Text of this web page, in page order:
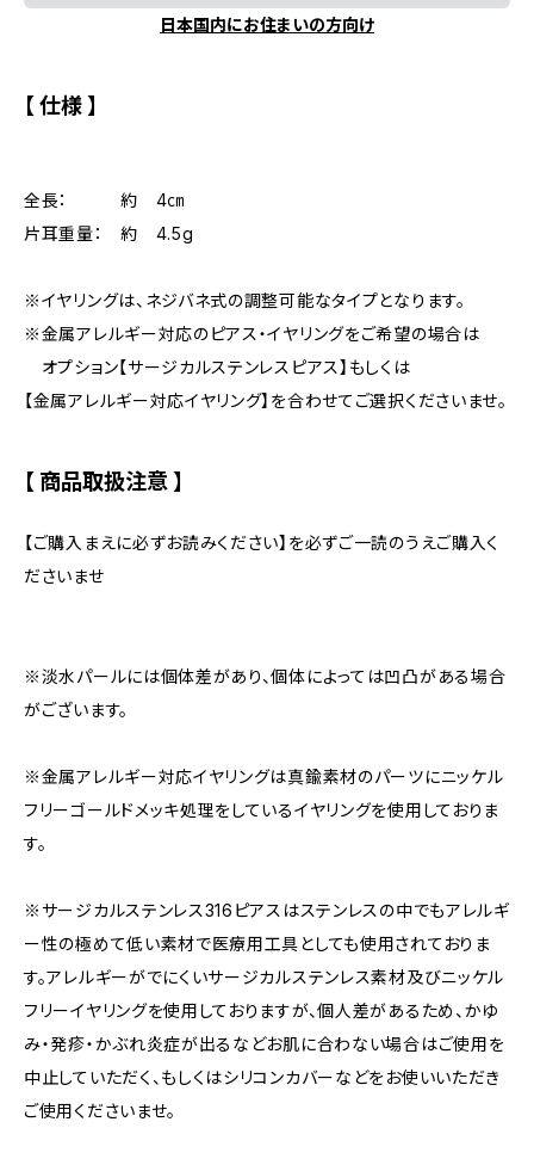
日本国内にお住まいの方向け
【 仕様 】
全長： 約 4㎝
片耳重量： 約 4.5g
※イヤリングは、ネジバネ式の調整可能なタイプとなります。
※金属アレルギー対応のピアス・イヤリングをご希望の場合は
オプション【サージカルステンレスピアス】もしくは
【金属アレルギー対応イヤリング】を合わせてご選択くださいませ。
【 商品取扱注意 】
【ご購入まえに必ずお読みください】を必ずご一読のうえご購入く
ださいませ
※淡水パールには個体差があり、個体によっては凹凸がある場合
がございます。
※金属アレルギー対応イヤリングは真鍮素材のパーツにニッケル
フリーゴールドメッキ処理をしているイヤリングを使用しておりま
す。
※サージカルステンレス316ピアスはステンレスの中でもアレルギ
ー性の極めて低い素材で医療用工具としても使用されておりま
す。アレルギーがでにくいサージカルステンレス素材及びニッケル
フリーイヤリングを使用しておりますが、個人差があるため、かゆ
み・発疹・かぶれ炎症が出るなどお肌に合わない場合はご使用を
中止していただく、もしくはシリコンカバーなどをお使いいただき
ご使用くださいませ。